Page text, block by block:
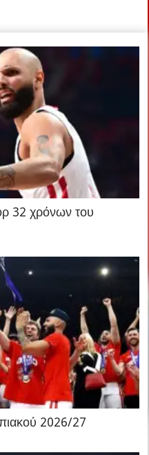
32 χρόνων του
2026/27